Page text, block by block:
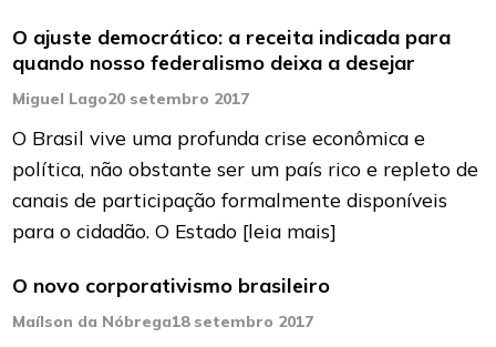
O ajuste democrático: a receita indicada para
quando nosso federalismo deixa a desejar
Miguel Lago20 setembro 2017
O Brasil vive uma profunda crise econômica e
política, não obstante ser um país rico e repleto de
canais de participação formalmente disponíveis
para o cidadão. O Estado [leia mais]
O novo corporativismo brasileiro
Maílson da Nóbrega18 setembro 2017